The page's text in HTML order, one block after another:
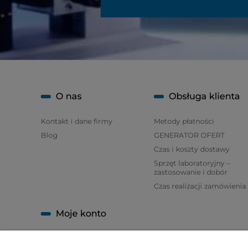
O nas
Kontakt i dane firmy
Blog
Obsługa klienta
Metody płatności
GENERATOR OFERT
Czas i koszty dostawy
Sprzęt laboratoryjny –
zastosowanie i dobór
Czas realizacji zamówienia
Moje konto